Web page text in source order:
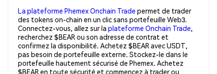
La plateforme Phemex Onchain Trade permet de trader
des tokens on-chain en un clic sans portefeuille Web3.
Connectez-vous, allez sur la plateforme Onchain Trade,
recherchez $BEAR ou son adresse de contrat et
confirmez la disponibilité. Achetez $BEAR avec USDT,
pas besoin de portefeuille externe. Stockez-le dans le
portefeuille hautement sécurisé de Phemex. Achetez
$BEAR en toute sécurité et commencez à trader ou